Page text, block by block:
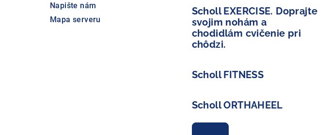
Napište nám
Mapa serveru
Scholl EXERCISE. Doprajte
svojim nohám a
chodidlám cvičenie pri
chôdzi.
Scholl FITNESS
Scholl ORTHAHEEL